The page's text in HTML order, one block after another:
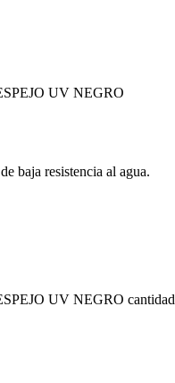
UV NEGRO
baja resistencia al agua.
UV NEGRO cantidad